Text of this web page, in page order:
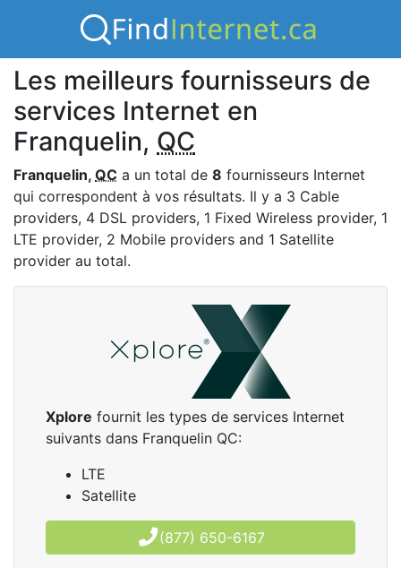
Les meilleurs fournisseurs de
services Internet en
Franquelin, QC
Franquelin, QC a un total de 8 fournisseurs Internet
qui correspondent à vos résultats. Il y a 3 Cable
providers, 4 DSL providers, 1 Fixed Wireless provider, 1
LTE provider, 2 Mobile providers and 1 Satellite
provider au total.
Xplore fournit les types de services Internet
suivants dans Franquelin QC:
LTE
Satellite
(877) 650-6167